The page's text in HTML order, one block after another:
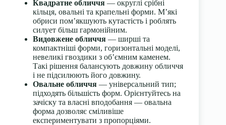
Квадратне обличчя — округлі срібні
кільця, овальні та крапельні форми. М’які
обриси пом’якшують кутастість і роблять
силует більш гармонійним.
Видовжене обличчя — ширші та
компактніші форми, горизонтальні моделі,
невеликі гвоздики з об’ємним каменем.
Такі рішення балансують довжину обличчя
і не підсилюють його довжину.
Овальне обличчя — універсальний тип;
підходять більшість форм. Орієнтуйтесь на
зачіску та власні вподобання — овальна
форма дозволяє сміливіше
експериментувати з пропорціями.